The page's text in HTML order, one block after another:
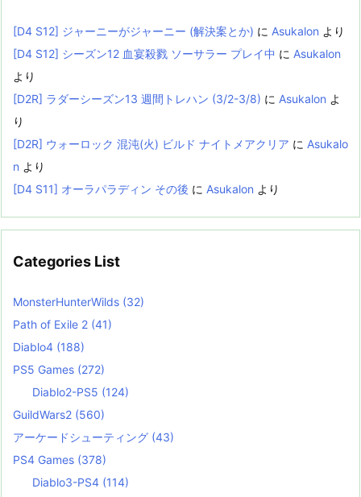
[D4 S12] ジャーニーがジャーニー (解決案とか) に Asukalon より
[D4 S12] シーズン12 血宴殺戮 ソーサラー プレイ中 に Asukalon
より
[D2R] ラダーシーズン13 週間トレハン (3/2-3/8) に Asukalon よ
り
[D2R] ウォーロック 混沌(火) ビルド ナイトメアクリア に Asukalo
n より
[D4 S11] オーラパラディン その後 に Asukalon より
Categories List
MonsterHunterWilds (32)
Path of Exile 2 (41)
Diablo4 (188)
PS5 Games (272)
Diablo2-PS5 (124)
GuildWars2 (560)
アーケードシューティング (43)
PS4 Games (378)
Diablo3-PS4 (114)